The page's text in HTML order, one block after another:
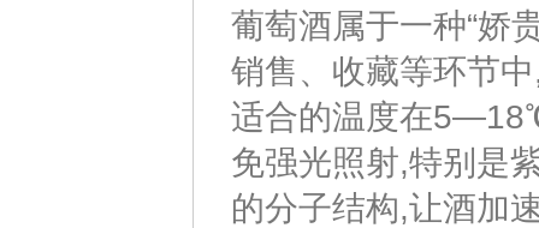
葡萄酒属于一种“娇
销售、收藏等环节
适合的温度在
免强光照射,特别是
的分子结构,让酒加